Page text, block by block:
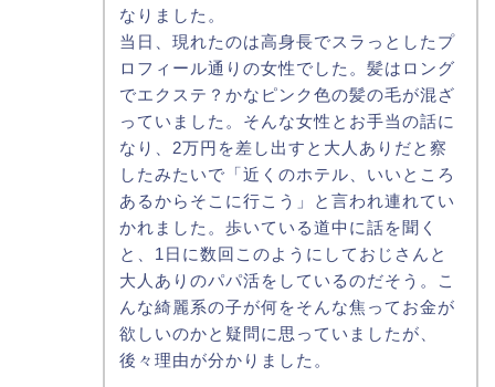
なりました。
当日、現れたのは高身長でスラっとしたプ
ロフィール通りの女性でした。髪はロング
でエクステ？かなピンク色の髪の毛が混ざ
っていました。そんな女性とお手当の話に
なり、2万円を差し出すと大人ありだと察
したみたいで「近くのホテル、いいところ
あるからそこに行こう」と言われ連れてい
かれました。歩いている道中に話を聞く
と、1日に数回このようにしておじさんと
大人ありのパパ活をしているのだそう。こ
んな綺麗系の子が何をそんな焦ってお金が
欲しいのかと疑問に思っていましたが、
後々理由が分かりました。